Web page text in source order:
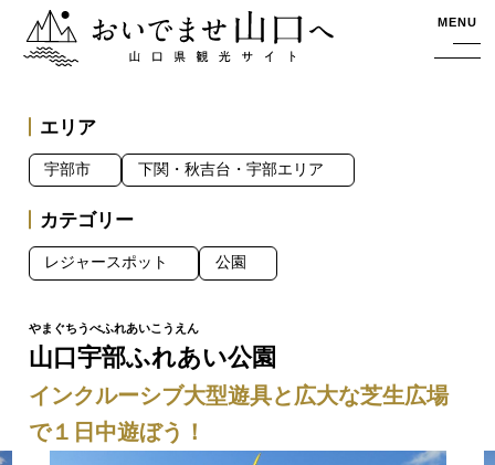
おいでませ山口へー山口県観光サイト MENU
山口宇部ふれあい公園
インクルーシブ大型遊具と広大な芝生広場
で１日中遊ぼう！
エリア
宇部市 下関・秋吉台・宇部エリア
カテゴリー
レジャースポット 公園